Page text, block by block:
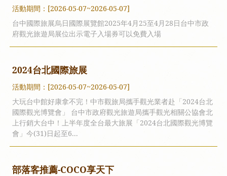
活動期間：[2026-05-07~2026-05-07]
台中國際旅展烏日國際展覽館2025年4月25至4月28日台中市政
府觀光旅遊局展位出示電子入場券可以免費入場
2024台北國際旅展
活動期間：[2026-05-07~2026-05-07]
大玩台中館好康拿不完！中市觀旅局攜手觀光業者赴「2024台北
國際觀光博覽會」 台中市政府觀光旅遊局攜手觀光相關公協會北
上行銷大台中！上半年度全台最大旅展「2024台北國際觀光博覽
會」今(31)日起至6...
部落客推薦-COCO享天下